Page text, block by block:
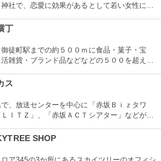
社で、恋愛に効果があるとして若い女性に人
？丁
御徒町駅までの約５００ｍに食品・菓子・宝
雑貨・ブランド品などなどの５００を超える
。ス
、放送センターを中心に「赤坂Ｂｉｚタワ
ＩＴＺ」、「赤坂ＡＣＴシアター」などが揃
SHOP